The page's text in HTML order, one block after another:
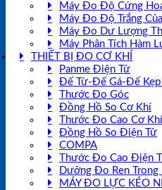
Máy Đo Độ Cứng
Máy Đo Độ Trắng
Máy Đo Dư Lượng
Máy Phân Tích Hàm
THIẾT BỊ ĐO CƠ KHÍ
Panme Điện Tử
Đế Từ-Đế Gá-Đế Kẹp
Thước Đo Góc
Đồng Hồ So Cơ Khí
Thước Đo Cao Cơ Khí
Đồng Hồ So Điện Tử
COMPA
Thước Đo Cao Điện
Dưỡng Đo Ren Trong
MÁY ĐO LỰC KÉO